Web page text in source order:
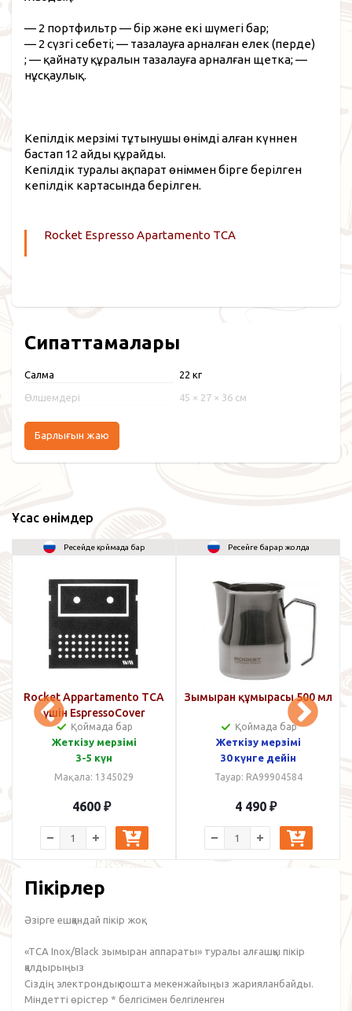
— 2 портфильтр — бір және екі шүмегі бар;
— 2 сүзгі себеті;— тазалауға арналған елек (перде)
;— қайнату құралын тазалауға арналған щетка;—
нұсқаулық.
Кепілдік мерзімі тұтынушы өнімді алған күннен
бастап 12 айды құрайды.
Кепілдік туралы ақпарат өніммен бірге берілген
кепілдік картасында берілген.
Rocket Espresso Apartamento TCA
Сипаттамалары
Салмақ 22 кг
Өлшемдері 45 × 27 × 36 см
Барлығын жаю
Ұқсас өнімдер
Ресейде қоймада бар
Rocket Appartamento TCA
үшін EspressoCover
Қоймада бар
Жеткізу мерзімі
3-5 күн
Мақала: 1345029
4600 ₽
Ресейге барар жолда
Зымыран құмырасы 500 мл
Қоймада бар
Жеткізу мерзімі
30 күнге дейін
Тауар: RA99904584
4 490 ₽
Пікірлер
Әзірге ешқандай пікір жоқ.
«TCA Inox/Black зымыран аппараты» туралы алғашқы пікір
қалдырыңыз
Сіздің электрондық пошта мекенжайыңыз жарияланбайды.
Міндетті өрістер * белгісімен белгіленген